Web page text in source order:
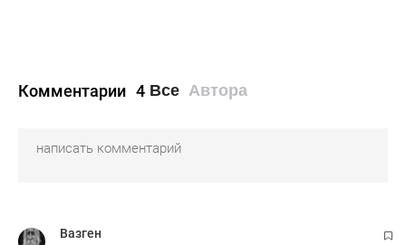
Комментарии 4 Все Автора
Вазген